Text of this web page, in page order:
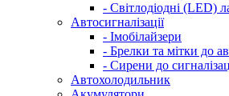
- Світлодіодні (LED)
Автосигналізації
- Імобілайзери
- Брелки та мітки до
- Сирени до
Автохолодильник